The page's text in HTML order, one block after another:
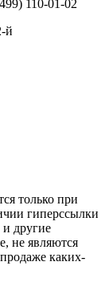
110-01-02
й
только при
гиперссылки
другие
не являются
каких-